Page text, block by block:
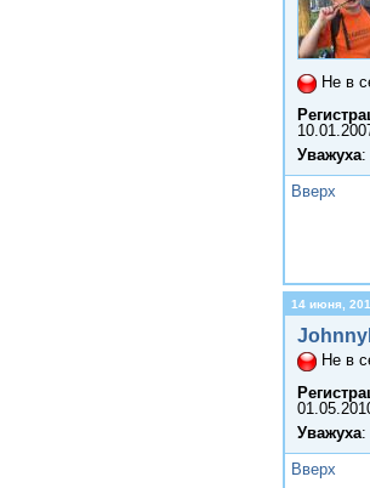
Не в
Уважуха:
Вверх
14 июня,
Не в
Уважуха:
Вверх